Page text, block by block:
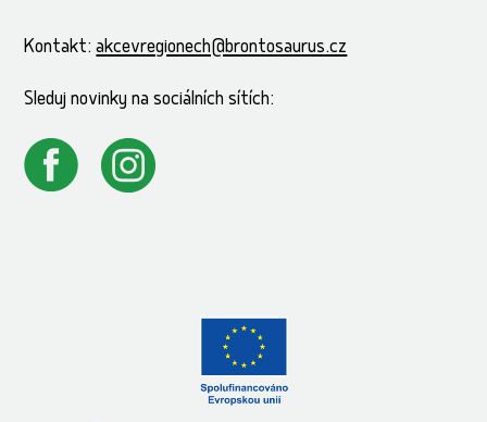
Kontakt:akcevregionech@brontosaurus.cz
Sleduj novinky na sociálních sítích: